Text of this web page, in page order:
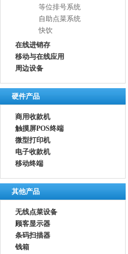
等位排号系统
自助点菜系统
快饮
在线进销存
移动与在线应用
周边设备
硬件产品
商用收款机
触摸屏POS终端
微型打印机
电子收款机
移动终端
其他产品
无线点菜设备
顾客显示器
条码扫描器
钱箱